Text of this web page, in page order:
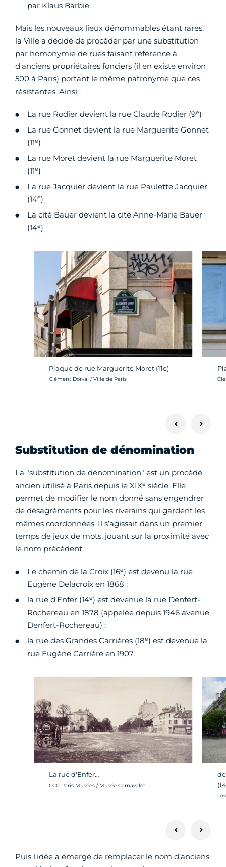
par Klaus Barbie.
Mais les nouveaux lieux dénommables étant rares,
la Ville a décidé de procéder par une substitution
par homonymie de rues faisant référence à
d'anciens propriétaires fonciers (il en existe environ
500 à Paris) portant le même patronyme que ces
résistantes. Ainsi :
La rue Rodier devient la rue Claude Rodier (9e)
La rue Gonnet devient la rue Marguerite Gonnet
(11e)
La rue Moret devient la rue Marguerite Moret
(11e)
La rue Jacquier devient la rue Paulette Jacquier
(14e)
La cité Bauer devient la cité Anne-Marie Bauer
(14e)
Plaque de rue Marguerite Moret (11e)
Crédit photo :
Clément Dorval / Ville de Paris
Substitution de dénomination
La "substitution de dénomination" est un procédé
ancien utilisé à Paris depuis le XIXe siècle. Elle
permet de modifier le nom donné sans engendrer
de désagréments pour les riverains qui gardent les
mêmes coordonnées. Il s’agissait dans un premier
temps de jeux de mots, jouant sur la proximité avec
le nom précédent :
Le chemin de la Croix (16e) est devenu la rue
Eugène Delacroix en 1868 ;
la rue d’Enfer (14e) est devenue la rue Denfert-
Rochereau en 1878 (appelée depuis 1946 avenue
Denfert-Rochereau) ;
la rue des Grandes Carrières (18e) est devenue la
rue Eugène Carrière en 1907.
La rue d'Enfer…
Crédit photo :
CC0 Paris Musées / Musée Carnavalet
Puis l'idée a émergé de remplacer le nom d’anciens